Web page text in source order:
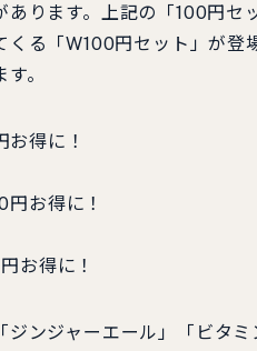
ります。上記の「100円
くる「W100円セット」が
。
お得に！
お得に！
お得に！
ンジャーエール」「ビタ